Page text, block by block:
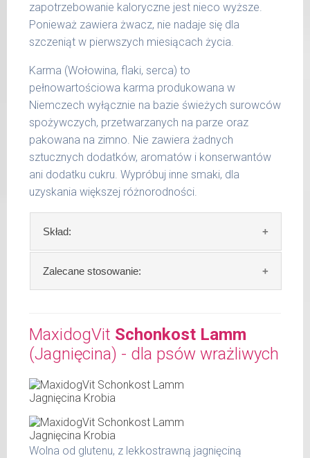
Podane liczby są wartościami orientacyjnymi.
Indywidualne potrzeby zależne są od rasy,
aktywności, warunków hodowli oraz innych
czynników.
Waga netto/Nr art.: 200 g/1004 | 400
g/1020 | 800 g/1028
zapotrzebowanie kaloryczne jest nieco wyższe.
Ponieważ zawiera żwacz, nie nadaje się dla
szczeniąt w pierwszych miesiącach życia.
Karma (Wołowina, flaki, serca) to
pełnowartościowa karma produkowana w
Niemczech wyłącznie na bazie świeżych surowców
spożywczych, przetwarzanych na parze oraz
pakowana na zimno. Nie zawiera żadnych
sztucznych dodatków, aromatów i konserwantów
ani dodatku cukru. Wypróbuj inne smaki, dla
uzyskania większej różnorodności.
Skład:
Skład:mięso i produkty pochodzenia
zwierzęcego: 74%, wołowina, bulion mięsny,
Szczegółowa analiza składu:
surowe białko 12,80 %
tłuszcz surowy 6,60 %
popiół surowy 1,40 %
włókno surowe 0,30 %
wilgotność 77,00 %
wapń 0,32 %
Zalecane stosowanie:
świeży posiłek, oferujemy różne objętości
puszek. Zalecamy przechowywanie
otwartych opakowań w lodówce, nie dłużej
niż 2 dni.
W tabeli ujęto dzienne zapotrzebowanie na
MaxidogVit Rind Pansen Herz (Wołowina, flaki,
serca)
MaxidogVit Schonkost Lamm
(Jagnięcina) - dla psów wrażliwych
Wolna od glutenu, z lekkostrawną jagnięciną